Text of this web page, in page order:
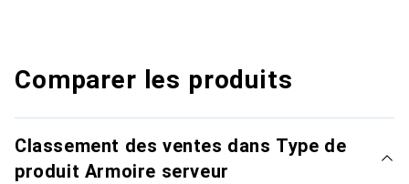
Comparer les produits
Classement des ventes dans Type de
produit Armoire serveur